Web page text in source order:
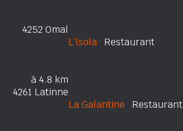
4252 Omal
L'Isola Restaurant
à 4.8 km
4261 Latinne
La Galantine Restaurant